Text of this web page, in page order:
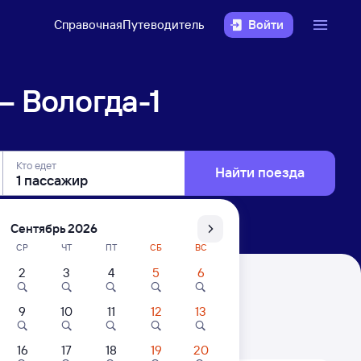
СправочнаяПутеводитель Войти
Вологда-1
Кто едет Найти поезда
Цены за 1 пассажира
Сентябрь 2026
СР ЧТ ПТ СБ ВС
2 3 4 5 6
9 10 11 12 13
16 17 18 19 20